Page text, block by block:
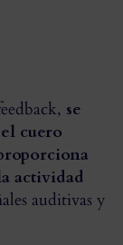
se
cuero
actividad
auditivas y